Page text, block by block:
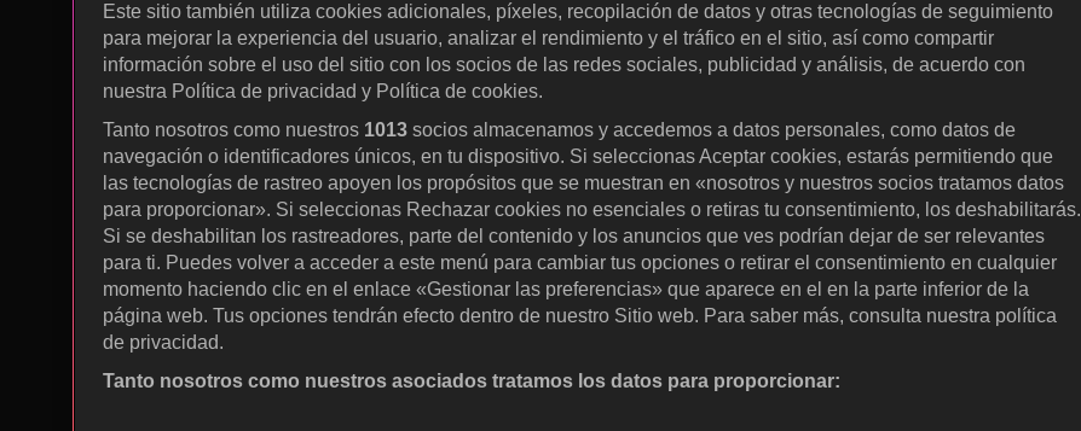
Este sitio también utiliza cookies adicionales, píxeles, recopilación de datos y otras tecnologías de seguimiento
para mejorar la experiencia del usuario, analizar el rendimiento y el tráfico en el sitio, así como compartir
información sobre el uso del sitio con los socios de las redes sociales, publicidad y análisis, de acuerdo con
nuestra Política de privacidad y Política de cookies.
Tanto nosotros como nuestros 1013 socios almacenamos y accedemos a datos personales, como datos de
navegación o identificadores únicos, en tu dispositivo. Si seleccionas Aceptar cookies, estarás permitiendo que
las tecnologías de rastreo apoyen los propósitos que se muestran en «nosotros y nuestros socios tratamos datos
para proporcionar». Si seleccionas Rechazar cookies no esenciales o retiras tu consentimiento, los deshabilitarás.
Si se deshabilitan los rastreadores, parte del contenido y los anuncios que ves podrían dejar de ser relevantes
para ti. Puedes volver a acceder a este menú para cambiar tus opciones o retirar el consentimiento en cualquier
momento haciendo clic en el enlace «Gestionar las preferencias» que aparece en el en la parte inferior de la
página web. Tus opciones tendrán efecto dentro de nuestro Sitio web. Para saber más, consulta nuestra política
de privacidad.
Tanto nosotros como nuestros asociados tratamos los datos para proporcionar: